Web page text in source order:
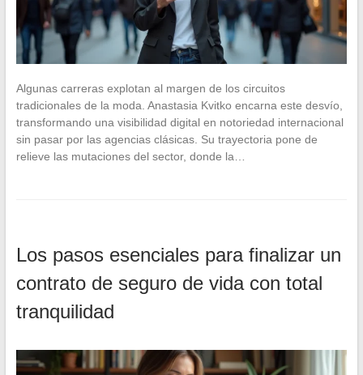
Algunas carreras explotan al margen de los circuitos
tradicionales de la moda. Anastasia Kvitko encarna este desvío,
transformando una visibilidad digital en notoriedad internacional
sin pasar por las agencias clásicas. Su trayectoria pone de
relieve las mutaciones del sector, donde la…
Los pasos esenciales para finalizar un
contrato de seguro de vida con total
tranquilidad